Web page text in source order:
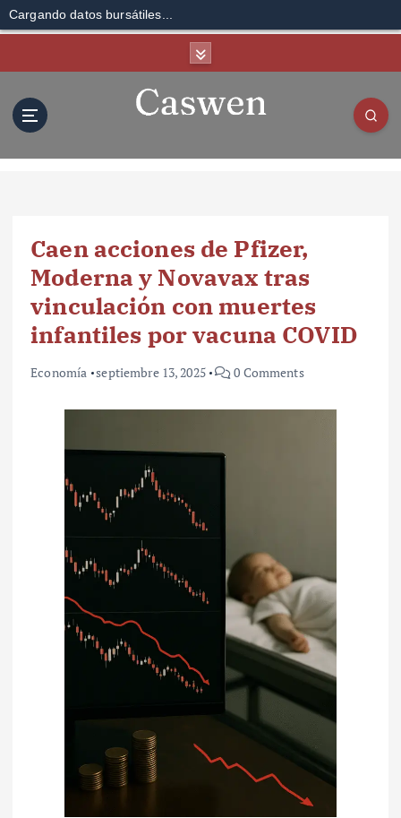
Cargando datos bursátiles...
Caen acciones de Pfizer,
Moderna y Novavax tras
vinculación con muertes
infantiles por vacuna COVID
Economía septiembre 13, 2025 0 Comments